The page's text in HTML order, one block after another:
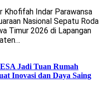
Khofifah Indar Parawansa
Nasional Sepatu Roda
Timur 2026 di Lapangan
Jadi Tuan Rumah
Inovasi dan Daya Saing